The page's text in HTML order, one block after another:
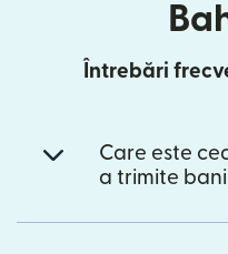
Întrebări
Care este
a trimite bani